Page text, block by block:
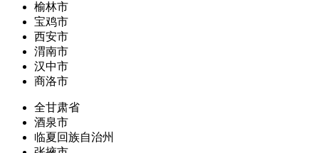
榆林市
宝鸡市
西安市
渭南市
汉中市
商洛市
全甘肃省
酒泉市
临夏回族自治州